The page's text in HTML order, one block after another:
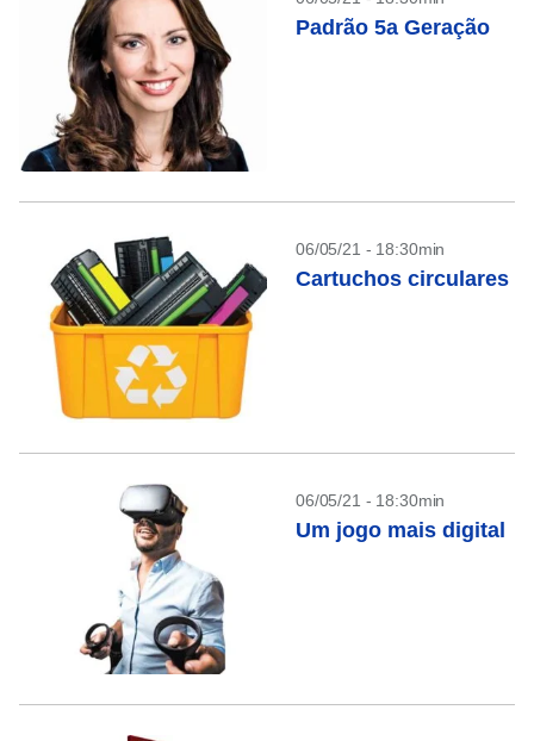
Padrão 5a Geração
06/05/21 - 18:30min
Cartuchos circulares
06/05/21 - 18:30min
Um jogo mais digital